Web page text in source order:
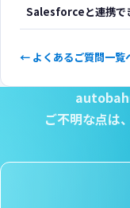
Salesforceと連携で
← よくあるご質問一覧
ご不明な点は、